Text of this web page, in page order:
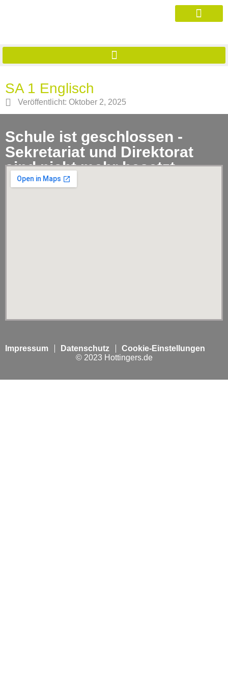
SA 1 Englisch
Veröffentlicht: Oktober 2, 2025
Schule ist geschlossen -
Sekretariat und Direktorat
sind nicht mehr besetzt.
Impressum Datenschutz
Cookie-Einstellungen
© 2023 Hottingers.de